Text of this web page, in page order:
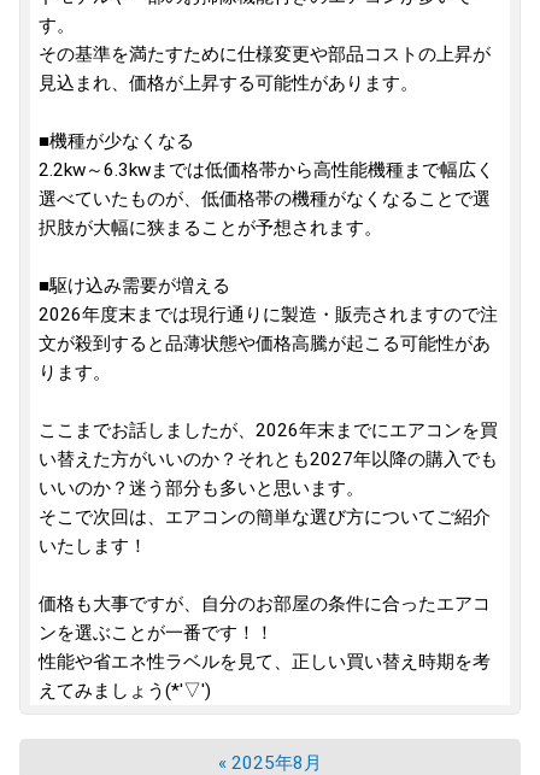
す。
その基準を満たすために仕様変更や部品コストの上昇が
見込まれ、価格が上昇する可能性があります。
■機種が少なくなる
2.2kw～6.3kwまでは低価格帯から高性能機種まで幅広く
選べていたものが、低価格帯の機種がなくなることで選
択肢が大幅に狭まることが予想されます。
■駆け込み需要が増える
2026年度末までは現行通りに製造・販売されますので注
文が殺到すると品薄状態や価格高騰が起こる可能性があ
ります。
ここまでお話しましたが、2026年末までにエアコンを買
い替えた方がいいのか？それとも2027年以降の購入でも
いいのか？迷う部分も多いと思います。
そこで次回は、エアコンの簡単な選び方についてご紹介
いたします！
価格も大事ですが、自分のお部屋の条件に合ったエアコ
ンを選ぶことが一番です！！
性能や省エネ性ラベルを見て、正しい買い替え時期を考
えてみましょう(*'▽')
« 2025年8月